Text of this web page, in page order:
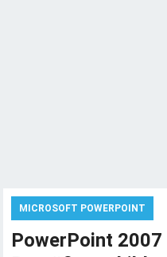
MICROSOFT POWERPOINT
PowerPoint 2007